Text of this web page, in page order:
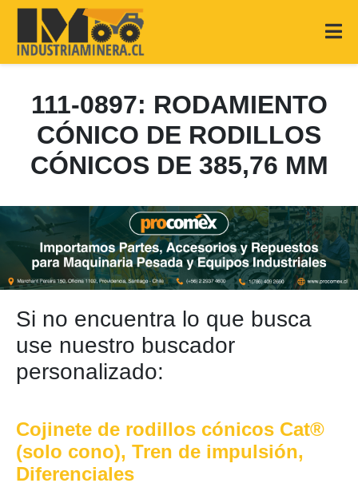
111-0897: RODAMIENTO
CÓNICO DE RODILLOS
CÓNICOS DE 385,76 MM
Si no encuentra lo que busca
use nuestro buscador
personalizado:
Cojinete de rodillos cónicos Cat®
(solo cono), Tren de impulsión,
Diferenciales